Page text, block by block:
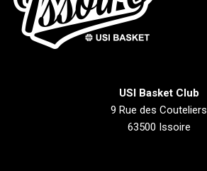
USI Basket Club
9 Rue des Couteliers
63500 Issoire